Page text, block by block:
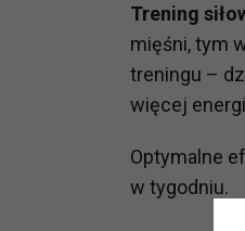
Trening
mięśni, tym
treningu –
więcej
Optymalne
w tygodniu.